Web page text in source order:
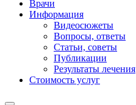
Врачи
Информация
Видеосюжеты
Вопросы, ответы
Статьи, советы
Публикации
Результаты лечения
Стоимость услуг